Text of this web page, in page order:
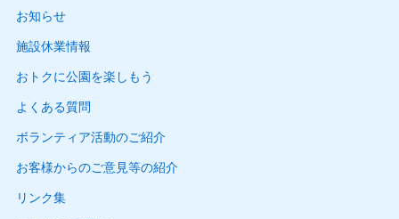
お知らせ
施設休業情報
おトクに公園を楽しもう
よくある質問
ボランティア活動のご紹介
お客様からのご意見等の紹介
リンク集